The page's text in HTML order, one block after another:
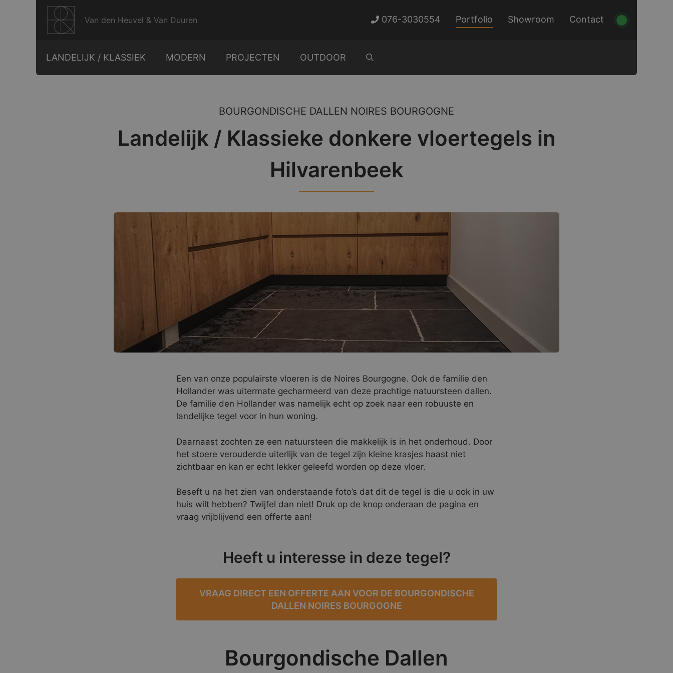
Van den Heuvel & Van Duuren 076-3030554 Portfolio Showroom Contact
LANDELIJK / KLASSIEK MODERN PROJECTEN OUTDOOR
BOURGONDISCHE DALLEN NOIRES BOURGOGNE
Landelijk / Klassieke donkere vloertegels in
Hilvarenbeek
Een van onze populairste vloeren is de Noires Bourgogne. Ook de familie den
Hollander was uitermate gecharmeerd van deze prachtige natuursteen dallen.
De familie den Hollander was namelijk echt op zoek naar een robuuste en
landelijke tegel voor in hun woning.
Daarnaast zochten ze een natuursteen die makkelijk is in het onderhoud. Door
het stoere verouderde uiterlijk van de tegel zijn kleine krasjes haast niet
zichtbaar en kan er echt lekker geleefd worden op deze vloer.
Beseft u na het zien van onderstaande foto’s dat dit de tegel is die u ook in uw
huis wilt hebben? Twijfel dan niet! Druk op de knop onderaan de pagina en
vraag vrijblijvend een offerte aan!
Heeft u interesse in deze tegel?
VRAAG DIRECT EEN OFFERTE AAN VOOR DE BOURGONDISCHE
DALLEN NOIRES BOURGOGNE
Bourgondische Dallen